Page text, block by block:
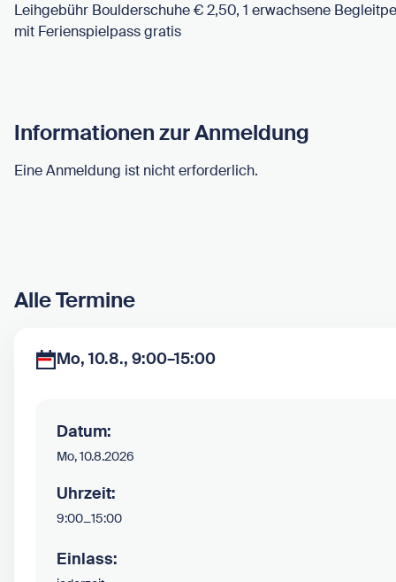
Leihgebühr Boulderschuhe € 2,50, 1 erwachsene
mit Ferienspielpass gratis
Informationen zur Anmeldung
Eine Anmeldung ist nicht erforderlich.
Alle Termine
Mo, 10.8., 9:00–15:00
Datum:
Mo, 10.8.2026
Uhrzeit:
9:00–15:00
Einlass: